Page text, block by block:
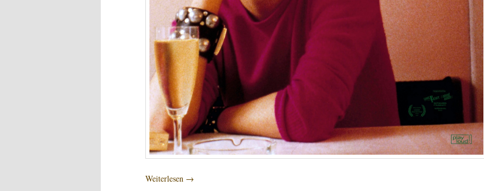
Weiterlesen →